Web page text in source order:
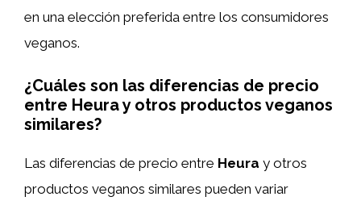
en una elección preferida entre los consumidores
veganos.
¿Cuáles son las diferencias de precio
entre Heura y otros productos veganos
similares?
Las diferencias de precio entre Heura y otros
productos veganos similares pueden variar